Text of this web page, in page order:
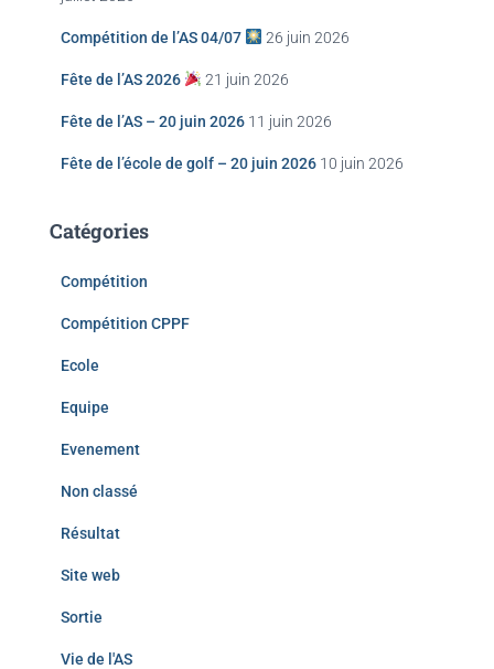
Compétition de l’AS 04/07 26 juin 2026
Fête de l’AS 2026 21 juin 2026
Fête de l’AS – 20 juin 2026 11 juin 2026
Fête de l’école de golf – 20 juin 2026 10 juin 2026
Catégories
Compétition
Compétition CPPF
Ecole
Equipe
Evenement
Non classé
Résultat
Site web
Sortie
Vie de l'AS